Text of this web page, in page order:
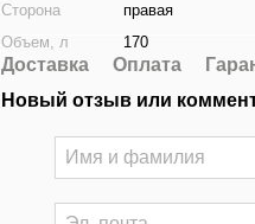
Сторона
правая
Объем, л
170
Доставка Оплата
Новый отзыв или